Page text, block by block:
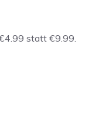
statt €9.99.